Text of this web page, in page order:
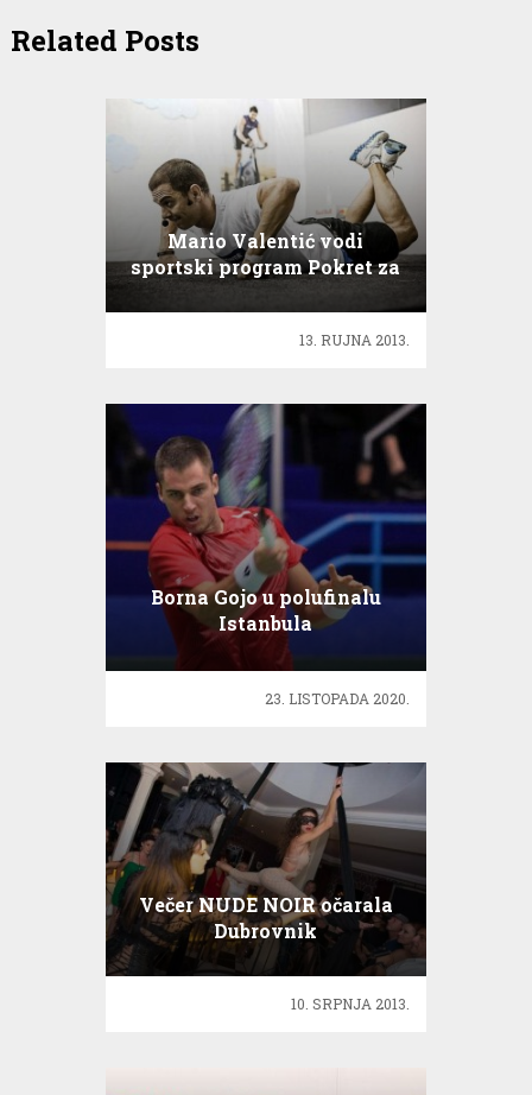
Related Posts
Mario Valentić vodi
sportski program Pokret za
13. RUJNA 2013.
Borna Gojo u polufinalu
Istanbula
23. LISTOPADA 2020.
Večer NUDE NOIR očarala
Dubrovnik
10. SRPNJA 2013.